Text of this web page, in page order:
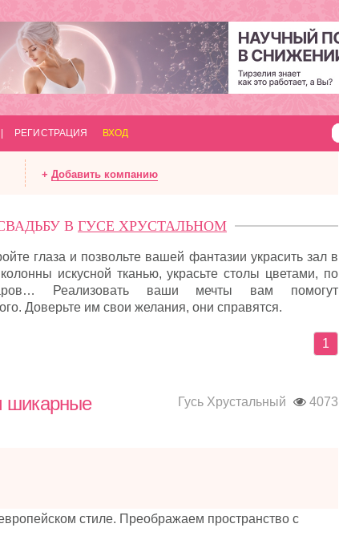
РЕГИСТРАЦИЯ ВХОД
+ Добавить компанию
В ГУСЕ ХРУСТАЛЬНОМ
глаза и позвольте вашей фантазии украсить зал в
искусной тканью, украсьте столы цветами, по
Реализовать ваши мечты вам помогут
Доверьте им свои желания, они справятся.
1
Гусь Хрустальный 4073
шикарные
стиле. Преображаем пространство с